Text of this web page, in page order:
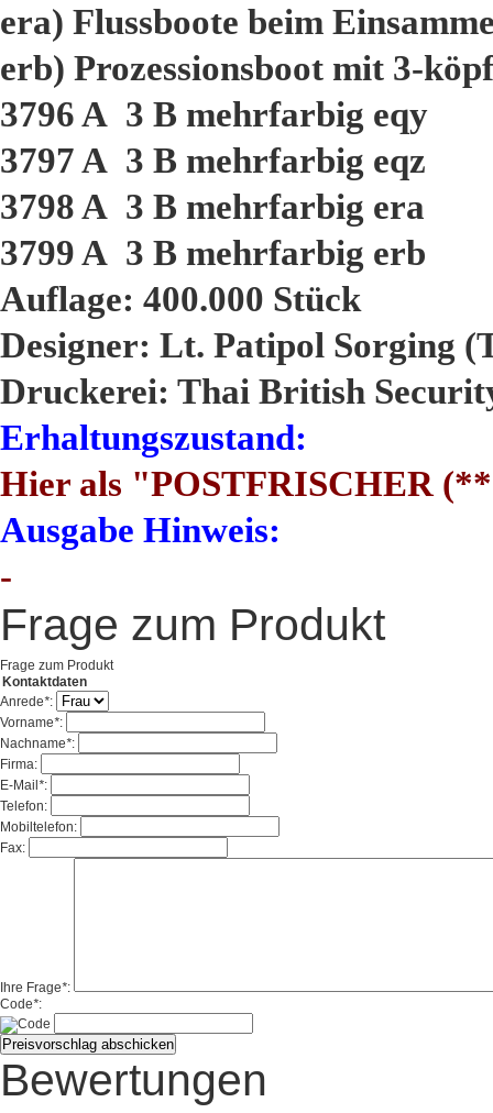
era) Flussboote beim
erb) Prozessionsboot mit 3-
3796 A 3 B mehrfarbig eqy
3797 A 3 B mehrfarbig eqz
3798 A 3 B mehrfarbig era
3799 A 3 B mehrfarbig erb
Auflage: 400.000 Stück
Designer: Lt. Patipol Sorging
Druckerei: Thai British
Erhaltungszustand:
Hier als "POSTFRISCHER
Ausgabe Hinweis:
-
Frage zum Produkt
Frage zum Produkt
Kontaktdaten
Anrede*:
Vorname*:
Nachname*:
Firma:
E-Mail *:
Telefon:
Mobiltelefon:
Fax:
Ihre Frage*:
Code*:
Bewertungen